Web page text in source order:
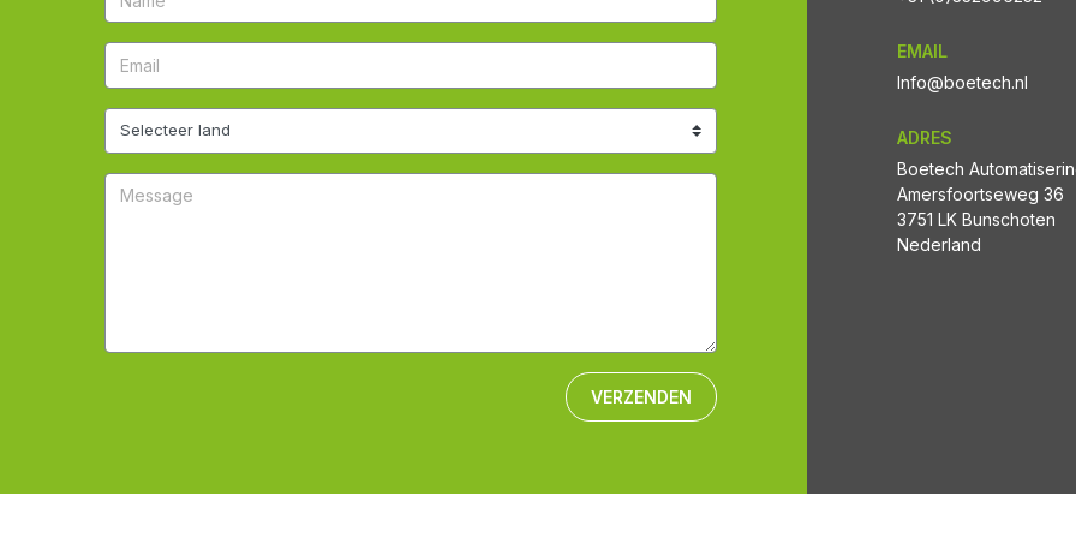
VERZENDEN
EMAIL
Info@boetech.nl
ADRES
Boetech
Amersfoortseweg 36
3751 LK Bunschoten
Nederland